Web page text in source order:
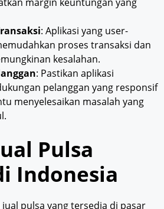
: Aplikasi yang user-
proses transaksi dan
kesalahan.
: Pastikan aplikasi
pelanggan yang responsif
menyelesaikan masalah yang
Pulsa
Indonesia
jual pulsa yang tersedia di pasar